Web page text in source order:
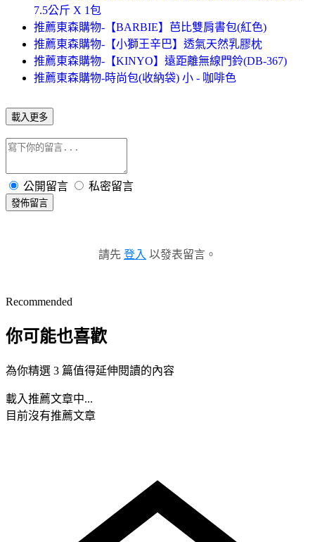
7.5公斤 X 1包
推薦東森購物-【BARBIE】芭比雙肩書包(紅色)
推薦東森購物-【小獅王辛巴】透氣天然乳膠枕
推薦東森購物-【KINYO】遠距離無線門鈴(DB-367)
推薦東森購物-時尚包(收納袋) 小 - 咖啡色
載入更多
公開留言 私密留言
發佈留言
請先 登入 以發表留言。
Recommended
你可能也喜歡
為你精選 3 篇值得延伸閱讀的內容
載入推薦文章中...
目前沒有推薦文章